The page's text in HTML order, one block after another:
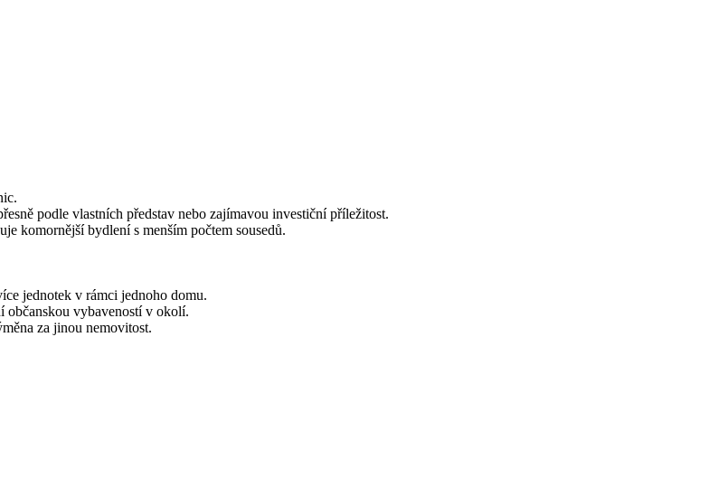
podle vlastních představ nebo zajímavou investiční příležitost.
komornější bydlení s menším počtem sousedů.
jednotek v rámci jednoho domu.
občanskou vybaveností v okolí.
za jinou nemovitost.